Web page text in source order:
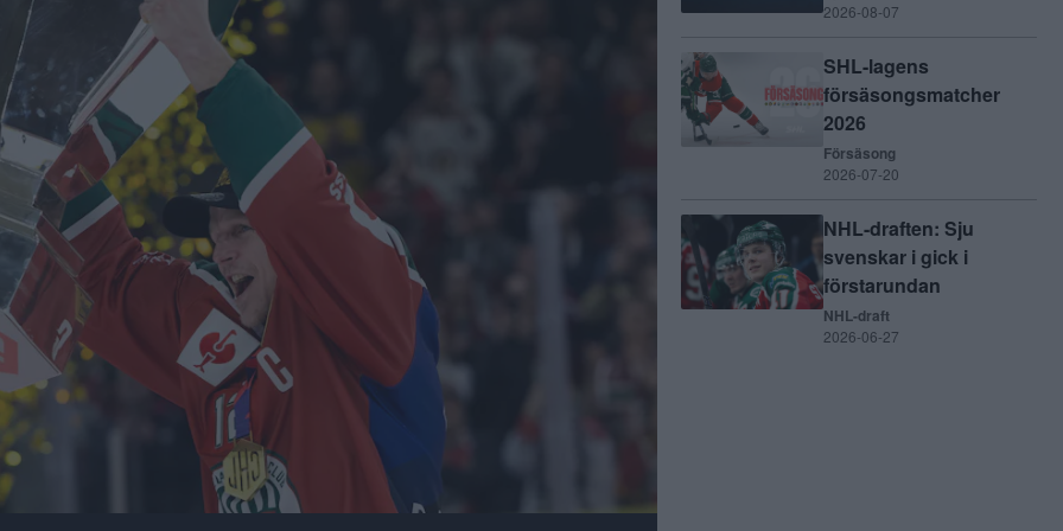
2026-08-07
SHL-lagens
försäsongsmatcher
2026
Försäsong
2026-07-20
NHL-draften: Sju
svenskar i gick i
förstarundan
NHL-draft
2026-06-27